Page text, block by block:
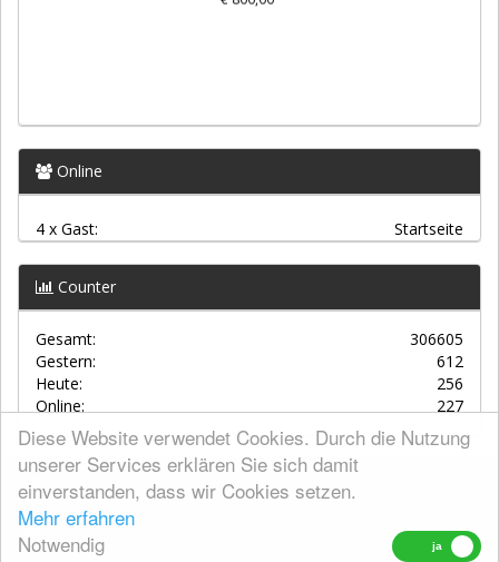
Diese Website verwendet Cookies. Durch die Nutzung
unserer Services erklären Sie sich damit
einverstanden, dass wir Cookies setzen.
Mehr erfahren
Notwendig
Online
4 x Gast: Startseite
Counter
Gesamt:
306605
Gestern:
612
Heute:
256
Online:
227
AGBs
Kontakt